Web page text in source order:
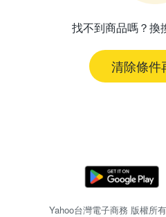
找不到商品嗎？換
清除條件
Yahoo台灣電子商務 版權所